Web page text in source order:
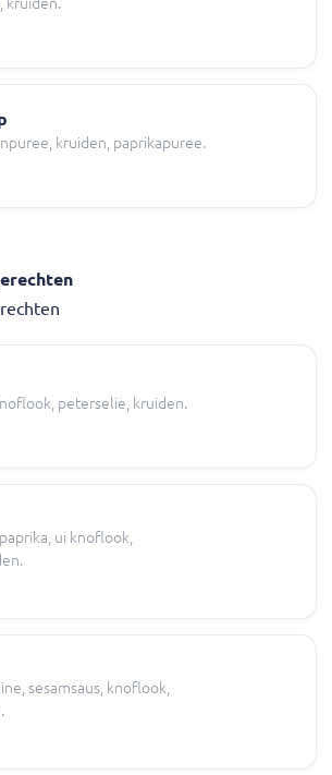
kruiden.
kruiden, paprikapuree.
peterselie, kruiden.
ui knoflook,
sesamsaus, knoflook,